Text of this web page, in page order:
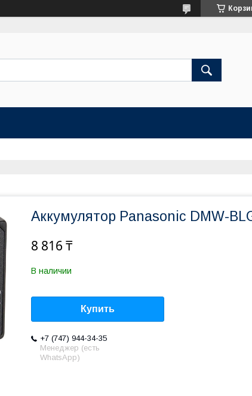
Аккумулятор Panasonic DMW-
8 816 ₸
В наличии
Купить
+7 (747) 944-34-35
Менеджер (есть
WhatsApp)